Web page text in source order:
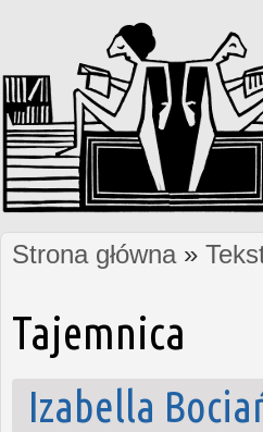
Jesteś tutaj
Strona główna»
Tajemnica
Izabella